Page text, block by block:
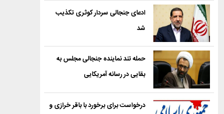
ادعای جنجالی سردار کوثری تکذیب
شد
حمله تند نماینده جنجالی مجلس به
بقایی در رسانه آمریکایی
درخواست برای برخورد با باقر خرازی و